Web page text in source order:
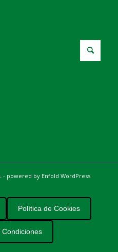
- powered by Enfold WordPress
Política de Cookies